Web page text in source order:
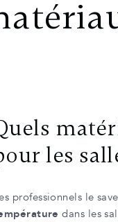
les
professionnels le
dans les